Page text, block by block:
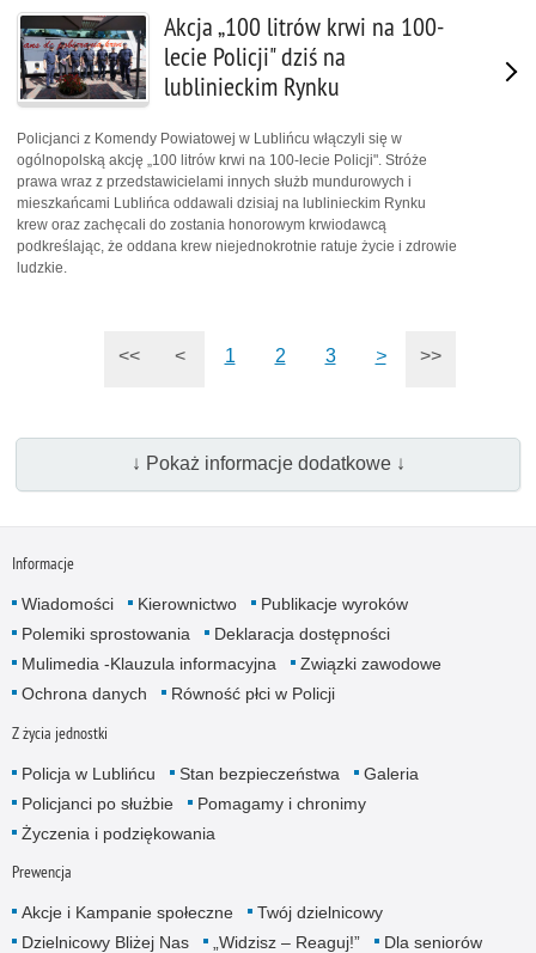
Akcja „100 litrów krwi na 100-
lecie Policji" dziś na
lublinieckim Rynku
Policjanci z Komendy Powiatowej w Lublińcu włączyli się w
ogólnopolską akcję „100 litrów krwi na 100-lecie Policji". Stróże
prawa wraz z przedstawicielami innych służb mundurowych i
mieszkańcami Lublińca oddawali dzisiaj na lublinieckim Rynku
krew oraz zachęcali do zostania honorowym krwiodawcą
podkreślając, że oddana krew niejednokrotnie ratuje życie i zdrowie
ludzkie.
<< < 1 2 3 > >>
↓ Pokaż informacje dodatkowe ↓
Informacje
Wiadomości Kierownictwo
Publikacje wyroków
Polemiki sprostowania
Deklaracja dostępności
Mulimedia -Klauzula informacyjna
Związki zawodowe
Ochrona danych
Równość płci w Policji
Z życia jednostki
Policja w Lublińcu Stan bezpieczeństwa
Galeria
Policjanci po służbie
Pomagamy i chronimy
Życzenia i podziękowania
Prewencja
Akcje i Kampanie społeczne
Twój dzielnicowy
Dzielnicowy Bliżej Nas
„Widzisz – Reaguj!”
Dla seniorów